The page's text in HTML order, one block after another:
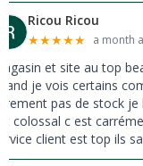
Ricou Ricou
★★★★★ a month
et site au top
je vois certains
pas de stock je
colossal c est
client est top ils
pas à la vente ils